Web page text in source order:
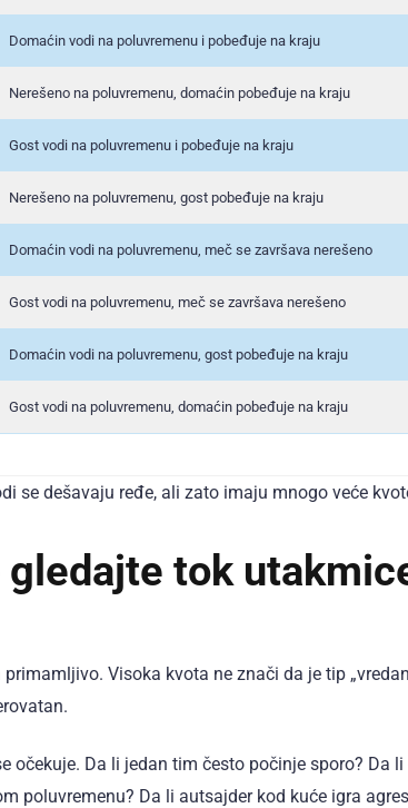
Domaćin vodi na poluvremenu i pobeđuje na kraju
Nerešeno na poluvremenu, domaćin pobeđuje na kraju
Gost vodi na poluvremenu i pobeđuje na kraju
Nerešeno na poluvremenu, gost pobeđuje na kraju
Domaćin vodi na poluvremenu, meč se završava nerešeno
Gost vodi na poluvremenu, meč se završava nerešeno
Domaćin vodi na poluvremenu, gost pobeđuje na kraju
Gost vodi na poluvremenu, domaćin pobeđuje na kraju
se dešavaju ređe, ali zato imaju mnogo veće
tok
Visoka kvota ne znači da je tip „vredan
očekuje. Da li jedan tim često počinje sporo? Da li
poluvremenu? Da li autsajder kod kuće igra